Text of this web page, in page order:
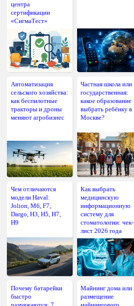
центра
сертификации
«СигмаТест»
Автоматизация
сельского хозяйства:
как беспилотные
тракторы и дроны
меняют агробизнес
Частная школа или
государственная:
какое образование
выбрать ребёнку в
Москве?
Чем отличаются
модели Haval:
Jolion, M6, F7,
Dargo, H3, H5, H7,
H9
Как выбрать
медицинскую
информационную
систему для
стоматологии: чек-
лист 2026 года
Почему батарейки
быстро
разряжаются: 7
Майнинг дома или
размещение
майнингового